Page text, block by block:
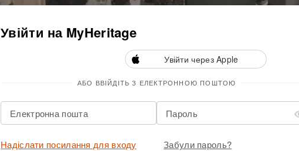
Увійти на MyHeritage
Увійти через Apple
АБО ВВІЙДІТЬ З ЕЛЕКТРОННОЮ ПОШТОЮ
Електронна пошта Пароль
Надіслати посилання для входу Забули пароль?